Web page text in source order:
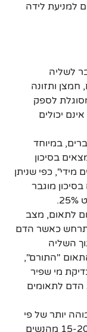
למניעת לידה
לשליה
ותזונה
לספק
יכולים
במיוחד
בסיכון
מידי", כפי שניתן
מוגבר
לתאום, מצב
מתרחש כאשר הדם
השליה
"התורם",
מי שפיר
הדם לתאומים
יותר של פי
שתיים עד חמש בהריונות מרובי עוברים. 15-20% מהנשים